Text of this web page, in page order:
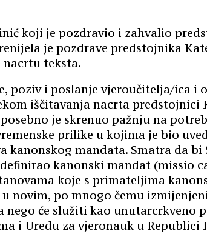
koji je pozdravio i zahvalio
je pozdrave predstojnika
nacrtu teksta.
poziv i poslanje vjeroučitelja/ica
iščitavanja nacrta
je skrenuo pažnju na
prilike u kojima je bio
mandata. Smatra da
kanonski mandat (missio
koje s primateljima
novim, po mnogo čemu
će služiti kao unutarcrkveno
i Uredu za vjeronauk u Republici